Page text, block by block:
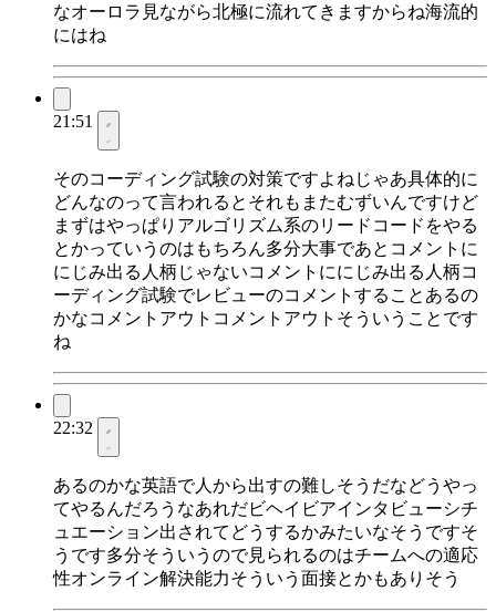
なオーロラ見ながら北極に流れてきますからね海流的
にはね
21:51
そのコーディング試験の対策ですよねじゃあ具体的に
どんなのって言われるとそれもまたむずいんですけど
まずはやっぱりアルゴリズム系のリードコードをやる
とかっていうのはもちろん多分大事であとコメントに
にじみ出る人柄じゃないコメントににじみ出る人柄コ
ーディング試験でレビューのコメントすることあるの
かなコメントアウトコメントアウトそういうことです
ね
22:32
あるのかな英語で人から出すの難しそうだなどうやっ
てやるんだろうなあれだビヘイビアインタビューシチ
ュエーション出されてどうするかみたいなそうですそ
うです多分そういうので見られるのはチームへの適応
性オンライン解決能力そういう面接とかもありそう